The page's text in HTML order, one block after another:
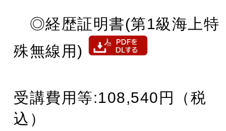
◎経歴証明書(第1級海上特
殊無線用)
受講費用等:108,540円（税
込）